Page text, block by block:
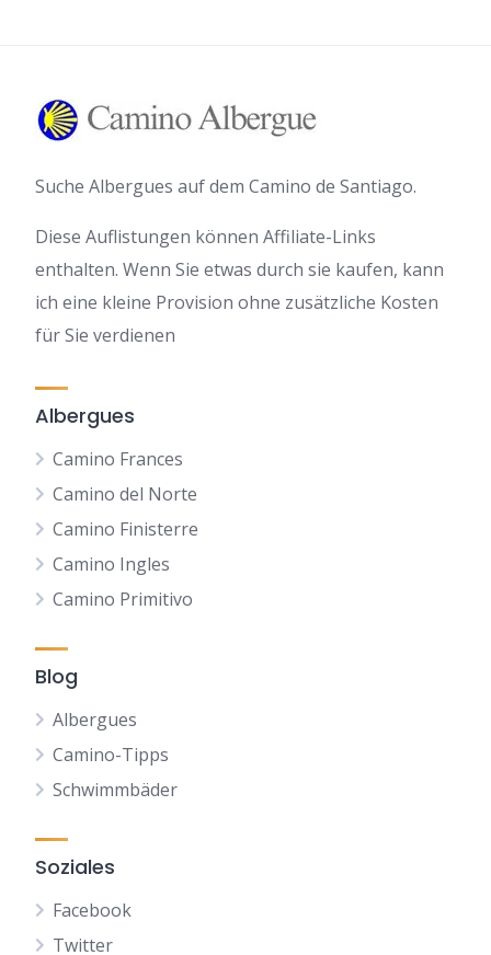
Suche Albergues auf dem Camino de Santiago.
Diese Auflistungen können Affiliate-Links
enthalten. Wenn Sie etwas durch sie kaufen, kann
ich eine kleine Provision ohne zusätzliche Kosten
für Sie verdienen
Albergues
Camino Frances
Camino del Norte
Camino Finisterre
Camino Ingles
Camino Primitivo
Blog
Albergues
Camino-Tipps
Schwimmbäder
Soziales
Facebook
Twitter